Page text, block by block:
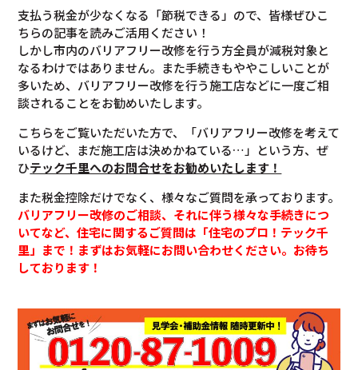
支払う税金が少なくなる「節税できる」ので、皆様ぜひこ
ちらの記事を読みご活用ください！
しかし市内のバリアフリー改修を行う方全員が減税対象と
なるわけではありません。また手続きもややこしいことが
多いため、バリアフリー改修を行う施工店などに一度ご相
談されることをお勧めいたします。
こちらをご覧いただいた方で、「バリアフリー改修を考えて
いるけど、まだ施工店は決めかねている…」という方、ぜ
ひテック千里へのお問合せをお勧めいたします！
また税金控除だけでなく、様々なご質問を承っております。
バリアフリー改修のご相談、それに伴う様々な手続きにつ
いてなど、住宅に関するご質問は「住宅のプロ！テック千
里」まで！まずはお気軽にお問い合わせください。お待ち
しております！